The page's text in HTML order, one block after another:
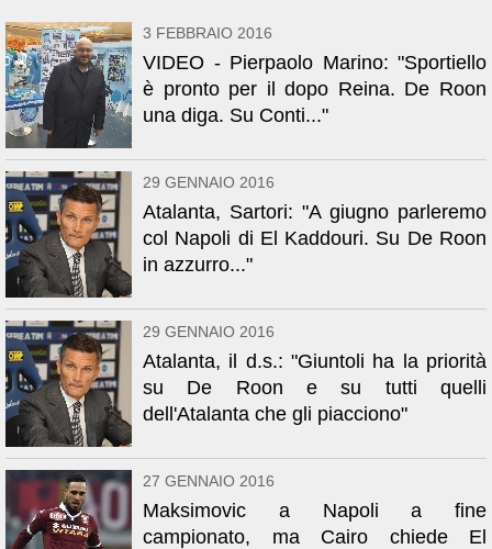
3 FEBBRAIO 2016
VIDEO - Pierpaolo Marino: "Sportiello
è pronto per il dopo Reina. De Roon
una diga. Su Conti..."
29 GENNAIO 2016
Atalanta, Sartori: "A giugno parleremo
col Napoli di El Kaddouri. Su De Roon
in azzurro..."
29 GENNAIO 2016
Atalanta, il d.s.: "Giuntoli ha la priorità
su De Roon e su tutti quelli
dell'Atalanta che gli piacciono"
27 GENNAIO 2016
Maksimovic a Napoli a fine
campionato, ma Cairo chiede El